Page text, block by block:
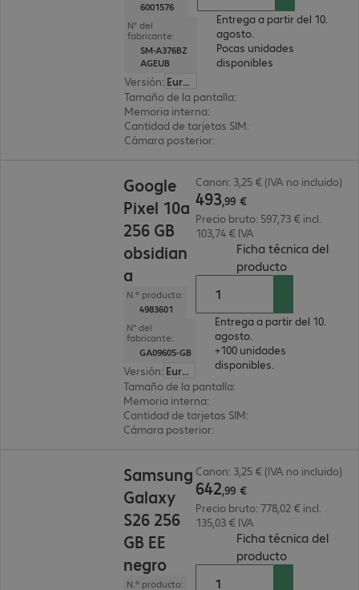
6001576
N° del
fabricante:
SM-A376BZ
AGEUB
Versión:
Europa
Tamaño de la pantalla:
Memoria interna:
Cantidad de tarjetas SIM:
Cámara posterior:
Entrega a partir del 10.
agosto.
Pocas unidades
disponibles
Google
Pixel 10a
256 GB
obsidian
a
N.º producto:
4983601
N° del
fabricante:
GA09605-GB
Versión:
Europa
Tamaño de la pantalla:
Memoria interna:
Cantidad de tarjetas SIM:
Cámara posterior:
Canon: 3,25 € (IVA no incluido)
493,99 €
Precio bruto: 597,73 € incl.
103,74 € IVA
Ficha técnica del
producto(
Entrega a partir del 10.
agosto.
+100 unidades
disponibles.
Samsung
Galaxy
S26 256
GB EE
negro
N.º producto:
Canon: 3,25 € (IVA no incluido)
642,99 €
Precio bruto: 778,02 € incl.
135,03 € IVA
Ficha técnica del
producto(